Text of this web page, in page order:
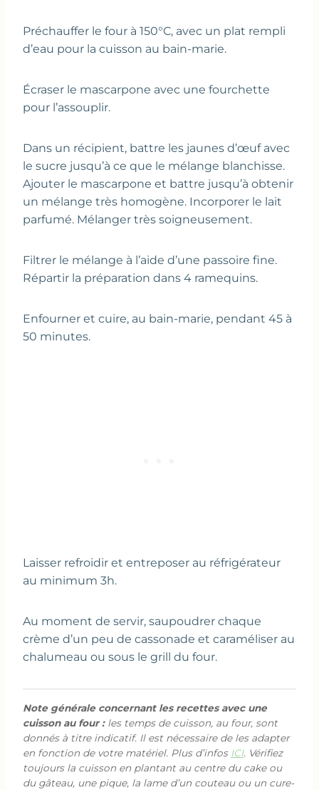
Préchauffer le four à 150°C, avec un plat rempli
d’eau pour la cuisson au bain-marie.
Écraser le mascarpone avec une fourchette
pour l’assouplir.
Dans un récipient, battre les jaunes d’œuf avec
le sucre jusqu’à ce que le mélange blanchisse.
Ajouter le mascarpone et battre jusqu’à obtenir
un mélange très homogène. Incorporer le lait
parfumé. Mélanger très soigneusement.
Filtrer le mélange à l’aide d’une passoire fine.
Répartir la préparation dans 4 ramequins.
Enfourner et cuire, au bain-marie, pendant 45 à
50 minutes.
Laisser refroidir et entreposer au réfrigérateur
au minimum 3h.
Au moment de servir, saupoudrer chaque
crème d’un peu de cassonade et caraméliser au
chalumeau ou sous le grill du four.
Note générale concernant les recettes avec une
cuisson au four :les temps de cuisson, au four, sont
donnés à titre indicatif. Il est nécessaire de les adapter
en fonction de votre matériel. Plus d’infos ICI. Vérifiez
toujours la cuisson en plantant au centre du cake ou
du gâteau, une pique, la lame d’un couteau ou un cure-